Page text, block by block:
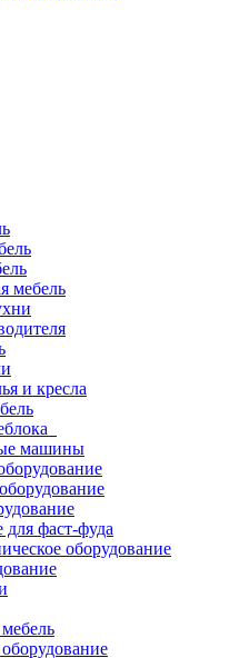
мебель
и кресла
машины
фаст-фуда
оборудование